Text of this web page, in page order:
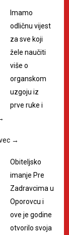
Imamo
odličnu vijest
za sve koji
žele naučiti
više o
organskom
uzgoju iz
prve ruke i
→
Obiteljsko
imanje Pre
Zadravcima u
Oporovcu i
ove je godine
otvorilo svoja